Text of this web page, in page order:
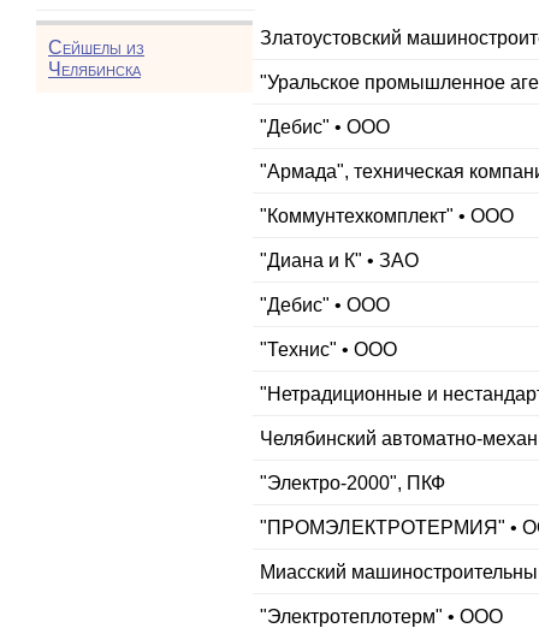
Сейшелы из
Челябинска
Златоустовский
"Уральское промышленное
"Дебис" • ООО
"Армада", техническая
"Коммунтехкомплект" • ООО
"Диана и К" • ЗАО
"Дебис" • ООО
"Технис" • ООО
"Нетрадиционные и
Челябинский автоматно-
"Электро-2000", ПКФ
"ПРОМЭЛЕКТРОТЕРМИЯ" •
Миасский
"Электротеплотерм" • ООО